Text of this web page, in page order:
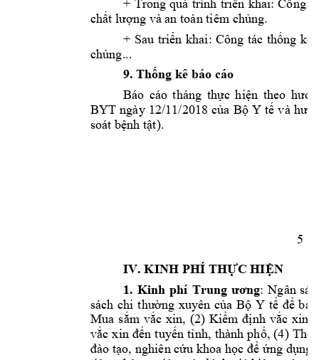
+ Trong quá trình triển khai: Công
chất lượng và an toàn tiêm chủng.
+ Sau triển khai: Công tác thống kê
chủng...
9. Thống kê báo cáo
Báo cáo tháng thực hiện theo
BYT ngày 12/11/2018 của Bộ Y tế và
soát bệnh tật).
5
IV. KINH PHÍ THỰC HIỆN
1. Kinh phí Trung ương: Ngân
sách chi thường xuyên của Bộ Y tế để bảo
Mua sắm vắc xin, (2) Kiểm định vắc xin,
vắc xin đến tuyến tỉnh, thành phố, (4)
đào tạo, nghiên cứu khoa học để ứng dụng